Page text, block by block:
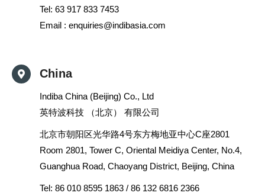
Tel: 63 917 833 7453
Email : enquiries@indibasia.com
China
Indiba China (Beijing) Co., Ltd
英特波科技 （北京） 有限公司
北京市朝阳区光华路4号东方梅地亚中心C座2801
Room 2801, Tower C, Oriental Meidiya Center, No.4,
Guanghua Road, Chaoyang District, Beijing, China
Tel: 86 010 8595 1863 / 86 132 6816 2366